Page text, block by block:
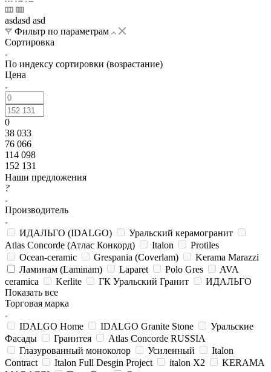
asdasd asd
Фильтр по параметрам
Сортировка
По индексу сортировки (возрастание)
Цена
0
38 033
76 066
114 098
152 131
Наши предложения
?
Производитель
ИДАЛЬГО (IDALGO)
Уральский керамогранит
Atlas Concorde (Атлас Конкорд)
Italon
Protiles
Ocean-ceramic
Grespania (Coverlam)
Kerama Marazzi
Ламинам (Laminam)
Laparet Polo Gres
AVA
ceramica
Kerlite ГК Уральский Гранит
ИДАЛЬГО
Показать все
Торговая марка
IDALGO Home IDALGO Granite Stone
Уральские
Фасады
Гранитея
Atlas Concorde RUSSIA
Глазурованный моноколор
Усиленный
Italon
Contract
Italon Full Desgin Project italon X2
KERAMA